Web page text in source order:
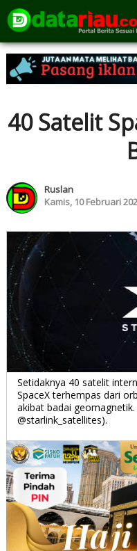
40 Satelit
Ruslan
Kamis, 10 Februari
Setidaknya 40 satelit
SpaceX terhempas dari
akibat badai
@starlink_satellites).